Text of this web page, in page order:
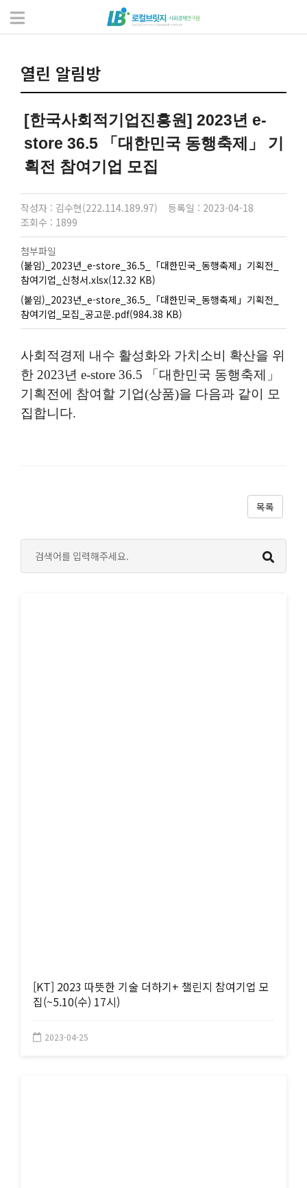
열린 알림방
열린 알림방
[한국사회적기업진흥원] 2023년 e-
store 36.5 「대한민국 동행축제」 기
획전 참여기업 모집
작성자 : 김수현(222.114.189.97)
등록일 : 2023-04-18
조회수 : 1899
첨부파일
(붙임)_2023년_e-store_36.5_「대한민국_동행축제」기획전_
참여기업_신청서.xlsx(12.32 KB)
(붙임)_2023년_e-store_36.5_「대한민국_동행축제」기획전_
참여기업_모집_공고문.pdf(984.38 KB)
사회적경제 내수 활성화와 가치소비 확산을 위
한 2023년 e-store 36.5 「대한민국 동행축제」
기획전에 참여할 기업(상품)을 다음과 같이 모
집합니다.
목록
[KT] 2023 따뜻한 기술 더하기+ 챌린지 참여기업 모
집(~5.10(수) 17시)
2023-04-25